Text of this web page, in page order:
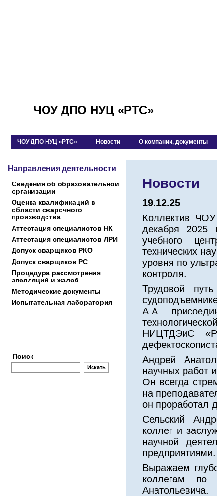
ЧОУ ДПО НУЦ «РТС»
ЧОУ ДПО НУЦ «РТС» Новости О компании, документы
Направления деятельности
Сведения об образовательной
организации
Оценка квалификаций в
области сварочного
производства
Аттестация специалистов НК
Аттестация специалиcтов ЛРИ
Допуск сварщиков РКО
Допуск сварщиков РС
Процедура рассмотрения
апелляций и жалоб
Методические документы
Испытательная лаборатория
Поиск
Новости
19.12.25
Коллектив
декабря 2025
учебного
технических
уровня по
контроля.
Трудовой
А.А.
НИЦТДЭиС
Андрей
научных работ
Он всегда
на
он проработал
Сельский
коллег и
научной
предприятиями.
Выражаем
коллегам по
Анатольевича.